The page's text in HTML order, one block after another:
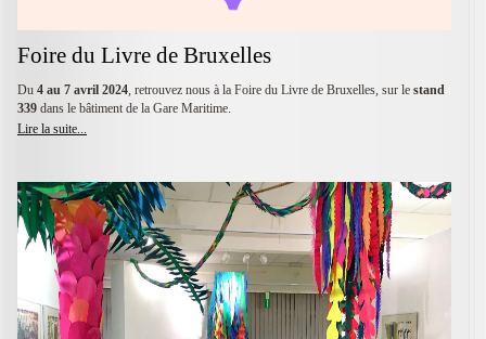
Foire du Livre de Bruxelles
Du 4 au 7 avril 2024, retrouvez nous à la Foire du Livre de Bruxelles, sur le stand
339 dans le bâtiment de la Gare Maritime.
Lire la suite...